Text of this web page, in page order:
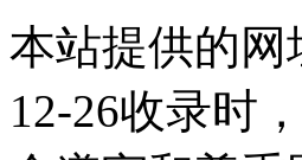
本站提供的网
12-26收录时